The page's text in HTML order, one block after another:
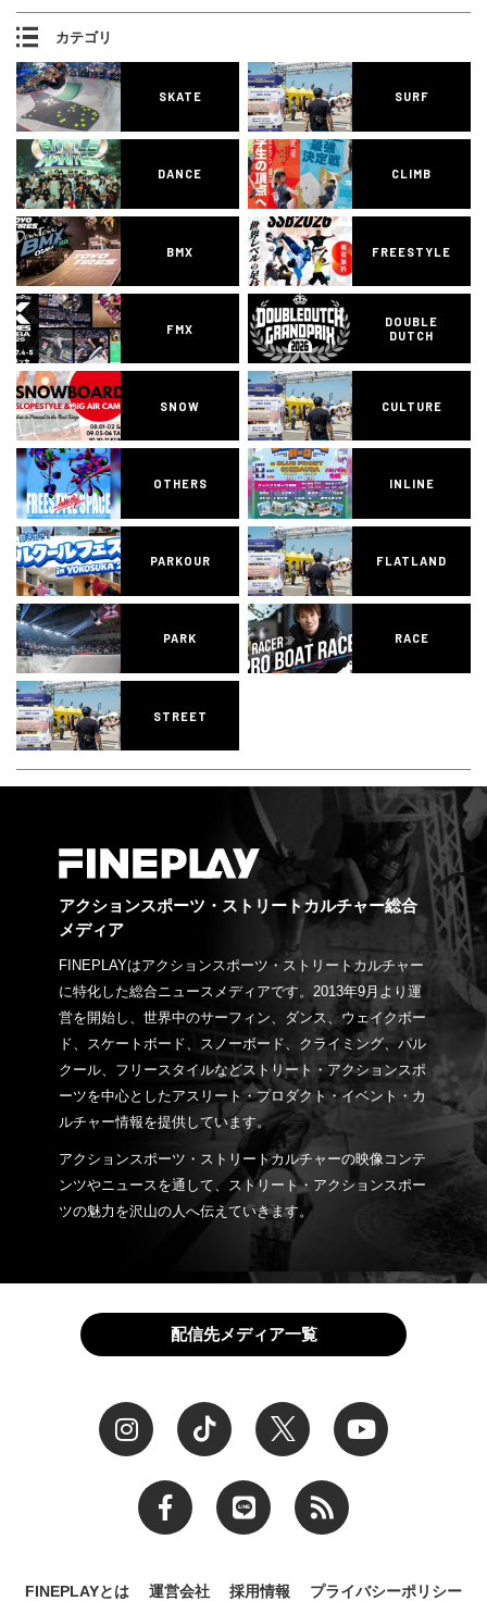
カテゴリ
SKATE SURF
DANCE CLIMB
BMX FREESTYLE
FMX
DOUBLE
DUTCH
SNOW CULTURE
OTHERS INLINE
PARKOUR FLATLAND
PARK RACE
STREET
アクションスポーツ・ストリートカルチャー総合
メディア
FINEPLAYはアクションスポーツ・ストリートカルチャー
に特化した総合ニュースメディアです。2013年9月より運
営を開始し、世界中のサーフィン、ダンス、ウェイクボー
ド、スケートボード、スノーボード、クライミング、パル
クール、フリースタイルなどストリート・アクションスポ
ーツを中心としたアスリート・プロダクト・イベント・カ
ルチャー情報を提供しています。
アクションスポーツ・ストリートカルチャーの映像コンテ
ンツやニュースを通して、ストリート・アクションスポー
ツの魅力を沢山の人へ伝えていきます。
配信先メディア一覧
FINEPLAYとは 運営会社 採用情報 プライバシーポリシー